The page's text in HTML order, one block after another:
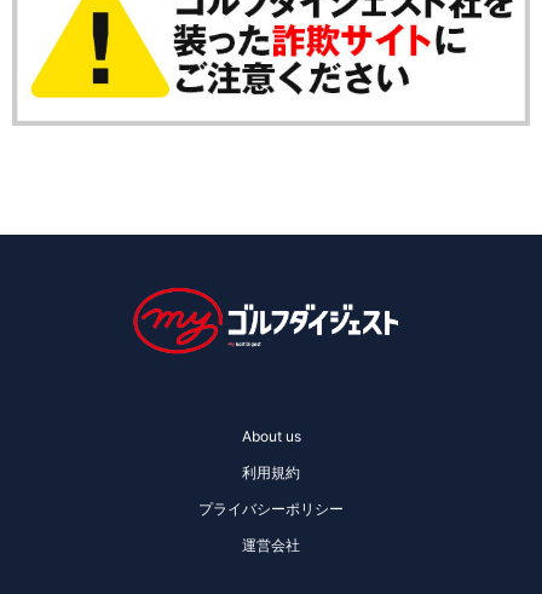
About us
利用規約
プライバシーポリシー
運営会社